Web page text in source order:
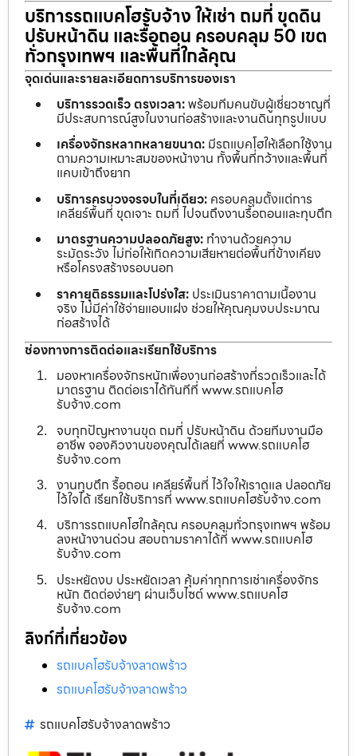
บริการรถแบคโฮรับจ้าง ให้เช่า ถมที่ ขุดดิน
ปรับหน้าดิน และรื้อถอน ครอบคลุม 50 เขต
ทั่วกรุงเทพฯ และพื้นที่ใกล้คุณ
จุดเด่นและรายละเอียดการบริการของเรา
บริการรวดเร็ว ตรงเวลา:พร้อมทีมคนขับผู้เชี่ยวชาญที่
มีประสบการณ์สูงในงานก่อสร้างและงานดินทุกรูปแบบ
เครื่องจักรหลากหลายขนาด: มีรถแบคโฮให้เลือกใช้งาน
ตามความเหมาะสมของหน้างาน ทั้งพื้นที่กว้างและพื้นที่
แคบเข้าถึงยาก
บริการครบวงจรจบในที่เดียว: ครอบคลุมตั้งแต่การ
เคลียร์พื้นที่ ขุดเจาะ ถมที่ ไปจนถึงงานรื้อถอนและทุบตึก
มาตรฐานความปลอดภัยสูง: ทำงานด้วยความ
ระมัดระวัง ไม่ก่อให้เกิดความเสียหายต่อพื้นที่ข้างเคียง
หรือโครงสร้างรอบนอก
ราคายุติธรรมและโปร่งใส: ประเมินราคาตามเนื้องาน
จริง ไม่มีค่าใช้จ่ายแอบแฝง ช่วยให้คุณคุมงบประมาณ
ก่อสร้างได้
ช่องทางการติดต่อและเรียกใช้บริการ
มองหาเครื่องจักรหนักเพื่องานก่อสร้างที่รวดเร็วและได้
มาตรฐาน ติดต่อเราได้ทันทีที่ www.รถแบคโฮ
รับจ้าง.com
จบทุกปัญหางานขุด ถมที่ ปรับหน้าดิน ด้วยทีมงานมือ
อาชีพ จองคิวงานของคุณได้เลยที่ www.รถแบคโฮ
รับจ้าง.com
งานทุบตึก รื้อถอน เคลียร์พื้นที่ ไว้ใจให้เราดูแล ปลอดภัย
ไว้ใจได้ เรียกใช้บริการที่ www.รถแบคโฮรับจ้าง.com
บริการรถแบคโฮใกล้คุณ ครอบคลุมทั่วกรุงเทพฯ พร้อม
ลงหน้างานด่วน สอบถามราคาได้ที่ www.รถแบคโฮ
รับจ้าง.com
ประหยัดงบ ประหยัดเวลา คุ้มค่าทุกการเช่าเครื่องจักร
หนัก ติดต่อง่ายๆ ผ่านเว็บไซต์ www.รถแบคโฮ
รับจ้าง.com
ลิงก์ที่เกี่ยวข้อง
รถแบคโฮรับจ้างลาดพร้าว
รถแบคโฮรับจ้างลาดพร้าว
รถแบคโฮรับจ้างลาดพร้าว